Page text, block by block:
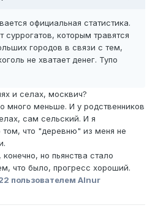
официальная статистика.
суррогатов, которым травятся
городов в связи с тем,
не хватает денег. Тупо
и селах, москвич?
много меньше. И у родственников
сам сельский. И я
что "деревню" из меня не
но пьянства стало
что было, прогресс хороший.
пользователем Alnur